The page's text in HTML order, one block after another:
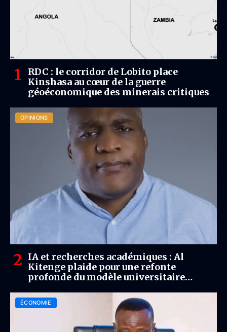
RDC : le corridor de Lobito place
Kinshasa au cœur de la guerre
géoéconomique des minerais critiques
OPINIONS
IA et recherches académiques : Al
Kitenge plaide pour une refonte
profonde du modèle universitaire
ÉCONOMIE